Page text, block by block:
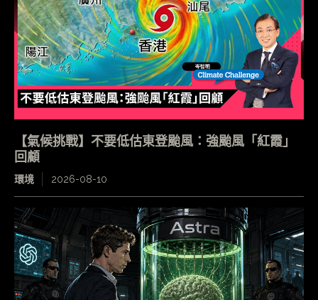
【氣候挑戰】不要低估東登颱風：強颱風「紅霞」
回顧
環境 2026-08-10